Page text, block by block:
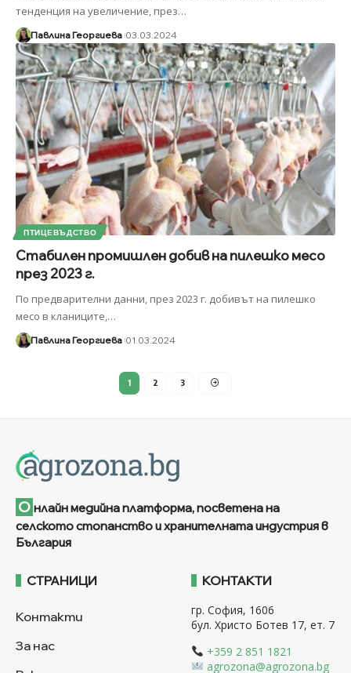
тенденция на увеличение, през…
Павлина Георгиева 03.03.2024
ПТИЦЕВЪДСТВО
Стабилен промишлен добив на пилешко месо
през 2023 г.
По предварителни данни, през 2023 г. добивът на пилешко
месо в кланиците,…
Павлина Георгиева 01.03.2024
1 2 3
О нлайн медийна платформа, посветена на
селското стопанство и хранителната индустрия в
България
СТРАНИЦИ
Контакти
За нас
КОНТАКТИ
гр. София, 1606
бул. Христо Ботев 17, ет. 7
+359 2 851 1821
agrozona@agrozona.bg